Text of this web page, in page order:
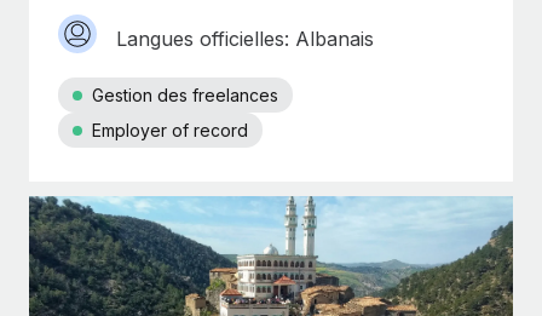
Langues officielles: Albanais
Gestion des freelances
Employer of record